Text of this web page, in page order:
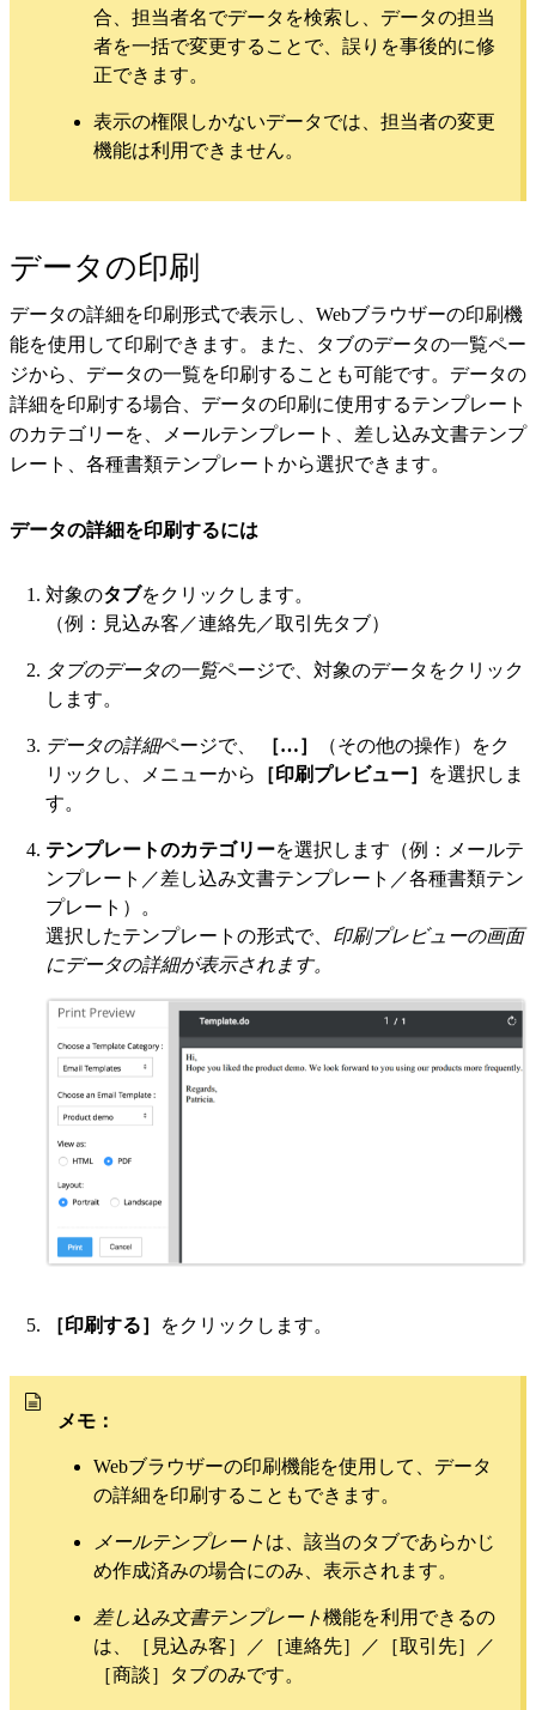
合、担当者名でデータを検索し、データの担当
者を一括で変更することで、誤りを事後的に修
正できます。
表示の権限しかないデータでは、担当者の変更
機能は利用できません。
データの印刷
データの詳細を印刷形式で表示し、Webブラウザーの印刷機
能を使用して印刷できます。また、タブのデータの一覧ペー
ジから、データの一覧を印刷することも可能です。データの
詳細を印刷する場合、データの印刷に使用するテンプレート
のカテゴリーを、メールテンプレート、差し込み文書テンプ
レート、各種書類テンプレートから選択できます。
データの詳細を印刷するには
対象のタブをクリックします。
（例：見込み客／連絡先／取引先タブ）
タブのデータの一覧ページで、対象のデータをクリック
します。
データの詳細ページで、 ［…］
（その他の操作）をク
リックし、メニューから
［印刷プレビュー］
を選択しま
す。
テンプレートのカテゴリーを選択します（例：メールテ
ンプレート／差し込み文書テンプレート／各種書類テン
プレート）。
選択したテンプレートの形式で、 印刷プレビューの画面
にデータの詳細が表示されます。
［印刷する］ をクリックします。
メモ：
Webブラウザーの印刷機能を使用して、データ
の詳細を印刷することもできます。
メールテンプレート は、該当のタブであらかじ
め作成済みの場合にのみ、表示されます。
差し込み文書テンプレート機能を利用できるの
は、［見込み客］／［連絡先］／［取引先］／
［商談］タブのみです。